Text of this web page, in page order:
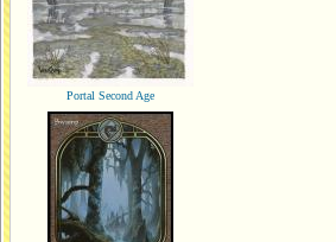
Portal Second Age